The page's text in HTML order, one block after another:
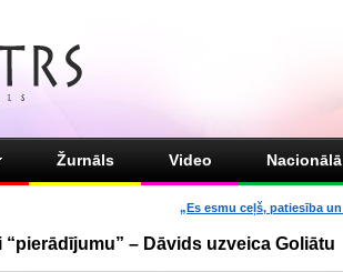
Žurnāls Video
„Es esmu ceļš, patiesība
– Dāvids uzveica Goliātu